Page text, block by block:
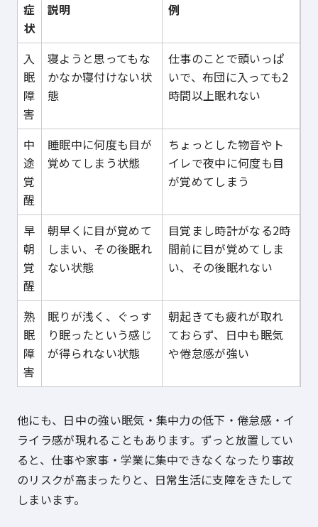
症
状
説明 例
入
眠
障
害
寝ようと思ってもな
かなか寝付けない状
態
仕事のことで頭いっぱ
いで、布団に入っても2
時間以上眠れない
中
途
覚
醒
睡眠中に何度も目が
覚めてしまう状態
ちょっとした物音やト
イレで夜中に何度も目
が覚めてしまう
早
朝
覚
醒
朝早くに目が覚めて
しまい、その後眠れ
ない状態
目覚まし時計がなる2時
間前に目が覚めてしま
い、その後眠れない
熟
眠
障
害
眠りが浅く、ぐっす
り眠ったという感じ
が得られない状態
朝起きても疲れが取れ
ておらず、日中も眠気
や倦怠感が強い
他にも、日中の強い眠気・集中力の低下・倦怠感・イ
ライラ感が現れることもあります。ずっと放置してい
ると、仕事や家事・学業に集中できなくなったり事故
のリスクが高まったりと、日常生活に支障をきたして
しまいます。